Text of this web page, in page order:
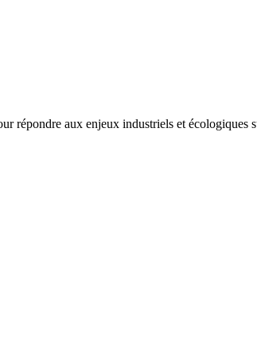
répondre aux enjeux industriels et écologiques